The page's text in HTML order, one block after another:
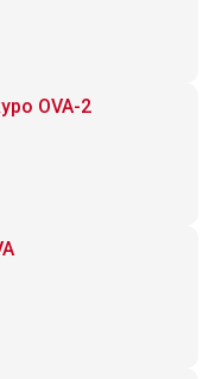
OVA-2